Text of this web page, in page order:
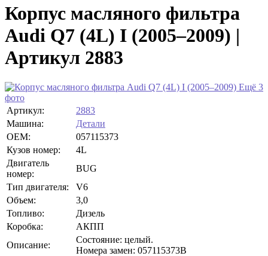
Корпус масляного фильтра
Audi Q7 (4L) I (2005–2009) |
Артикул 2883
Ещё 3
фото
Артикул:
2883
Машина:
Детали
OEM:
057115373
Кузов номер:
4L
Двигатель
номер:
BUG
Тип двигателя:
V6
Объем:
3,0
Топливо:
Дизель
Коробка:
АКПП
Описание:
Состояние: целый.
Номера замен: 057115373B